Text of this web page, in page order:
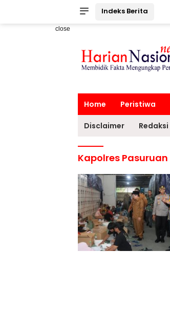
Indeks Berita
close
Home Peristiwa
Disclaimer Redaksi
Kapolres Pasuruan